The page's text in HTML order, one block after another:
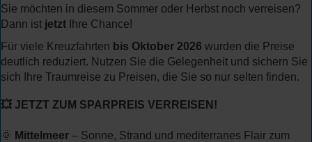
Sie möchten in diesem Sommer oder Herbst noch verreisen?
Dann ist jetzt Ihre Chance!
Für viele Kreuzfahrten bis Oktober 2026 wurden die Preise
deutlich reduziert. Nutzen Sie die Gelegenheit und sichern Sie
sich Ihre Traumreise zu Preisen, die Sie so nur selten finden.
💥 JETZT ZUM SPARPREIS VERREISEN!
🌞 Mittelmeer – Sonne, Strand und mediterranes Flair zum